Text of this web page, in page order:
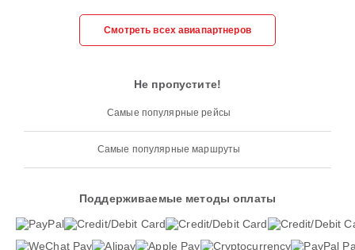
Смотреть всех авиапартнеров
Не пропустите!
Самые популярные рейсы
Самые популярные маршруты
Поддерживаемые методы оплаты